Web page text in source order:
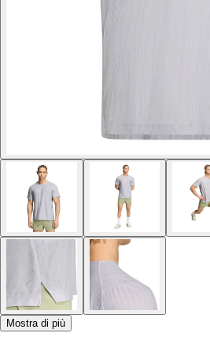
Mostra di più